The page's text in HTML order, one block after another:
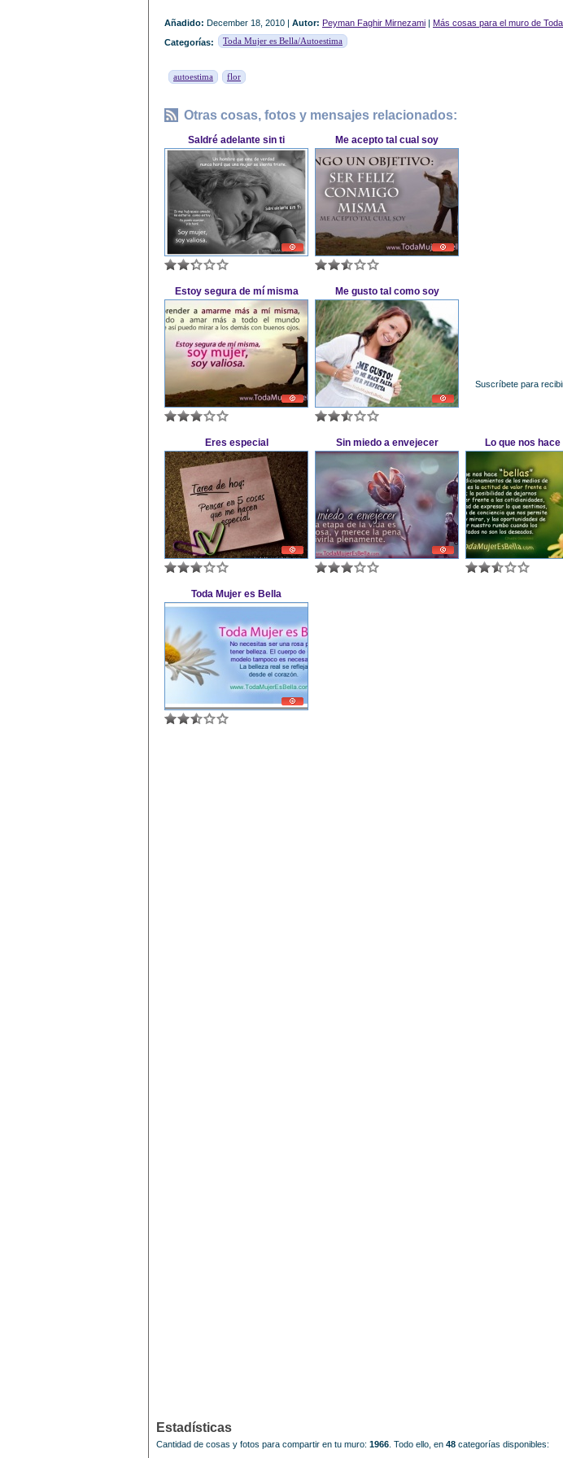
Añadido: December 18, 2010 | Autor: Peyman Faghir Mirnezami | Más cosas para el muro de
Categorías:
Toda Mujer es Bella/Autoestima
autoestima
flor
Otras cosas, fotos y mensajes relacionados:
Suscríbete para
Saldré adelante sin ti Me acepto tal cual soy
Estoy segura de mí misma Me gusto tal como soy
Eres especial Sin miedo a envejecer Lo que nos
Toda Mujer es Bella
Estadísticas
Cantidad de cosas y fotos para compartir en tu muro: 1966 Todo ello, en 48 categorías disponibles: